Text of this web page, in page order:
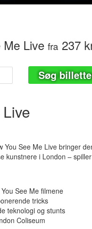
Me Live fra 237
Søg
You See Me Live bringer
kunstnere i London –
See Me filmene
tricks
teknologi og stunts
Coliseum